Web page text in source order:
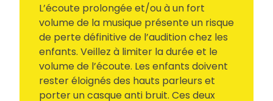
L’écoute prolongée et/ou à un fort
volume de la musique présente un risque
de perte définitive de l’audition chez les
enfants. Veillez à limiter la durée et le
volume de l’écoute. Les enfants doivent
rester éloignés des hauts parleurs et
porter un casque anti bruit. Ces deux